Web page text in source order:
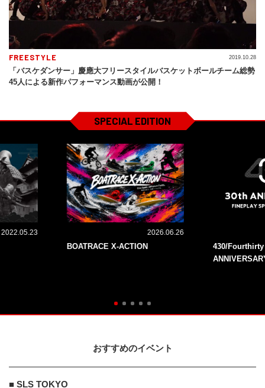
FREESTYLE
「バスケダンサー」慶應大フリースタイルバスケットボールチーム総勢
45人による新作パフォーマンス動画が公開！
2019.10.28
SPECIAL EDITION
2022.05.23 2026.06.26
BOATRACE X-ACTION
430/
おすすめのイベント
■ SLS TOKYO